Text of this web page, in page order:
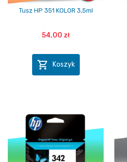
Tusz HP 351 KOLOR 3,5ml
54,00 zł
 Koszyk